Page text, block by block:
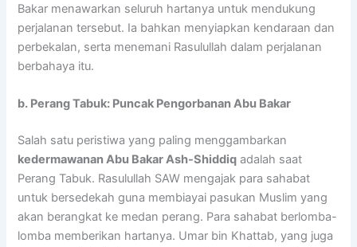
Bakar menawarkan seluruh hartanya untuk mendukung
perjalanan tersebut. Ia bahkan menyiapkan kendaraan dan
perbekalan, serta menemani Rasulullah dalam perjalanan
berbahaya itu.
b. Perang Tabuk: Puncak Pengorbanan Abu Bakar
Salah satu peristiwa yang paling menggambarkan
kedermawanan Abu Bakar Ash-Shiddiq adalah saat
Perang Tabuk. Rasulullah SAW mengajak para sahabat
untuk bersedekah guna membiayai pasukan Muslim yang
akan berangkat ke medan perang. Para sahabat berlomba-
lomba memberikan hartanya. Umar bin Khattab, yang juga